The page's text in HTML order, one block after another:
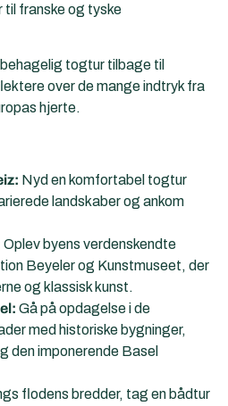
franske og tyske
togtur tilbage til
over de mange indtryk fra
hjerte.
Nyd en komfortabel togtur
landskaber og ankom
Oplev byens verdenskendte
Beyeler og Kunstmuseet, der
og klassisk kunst.
Gå på opdagelse i de
med historiske bygninger,
den imponerende Basel
flodens bredder, tag en bådtur